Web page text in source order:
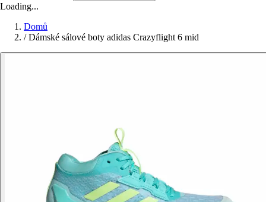
Loading...
Domů
/ Dámské sálové boty adidas Crazyflight 6 mid